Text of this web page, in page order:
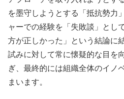
を墨守しようとする「抵抗勢力
ャーでの経験を「失敗談」とし
方が正しかった」という結論に
試みに対して常に懐疑的な目を
ぎ、最終的には組織全体のイノ
まいます。